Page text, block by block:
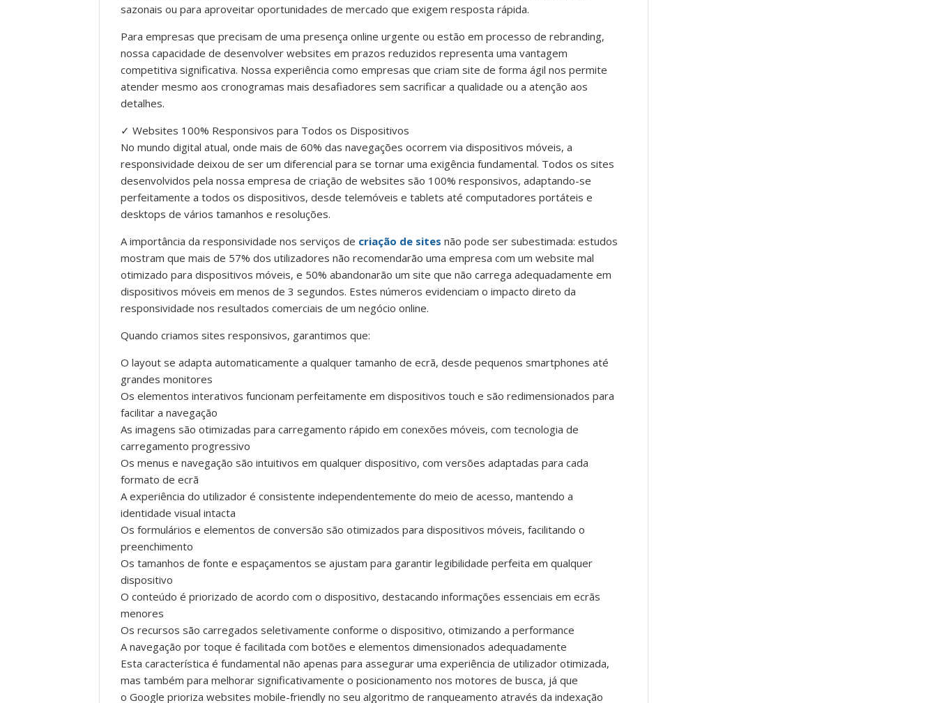
sazonais ou para aproveitar oportunidades de mercado que exigem resposta rápida.
Para empresas que precisam de uma presença online urgente ou estão em processo de rebranding,
nossa capacidade de desenvolver websites em prazos reduzidos representa uma vantagem
competitiva significativa. Nossa experiência como empresas que criam site de forma ágil nos permite
atender mesmo aos cronogramas mais desafiadores sem sacrificar a qualidade ou a atenção aos
detalhes.
✓ Websites 100% Responsivos para Todos os Dispositivos
No mundo digital atual, onde mais de 60% das navegações ocorrem via dispositivos móveis, a
responsividade deixou de ser um diferencial para se tornar uma exigência fundamental. Todos os sites
desenvolvidos pela nossa empresa de criação de websites são 100% responsivos, adaptando-se
perfeitamente a todos os dispositivos, desde telemóveis e tablets até computadores portáteis e
desktops de vários tamanhos e resoluções.
A importância da responsividade nos serviços de criação de sites não pode ser subestimada: estudos
mostram que mais de 57% dos utilizadores não recomendarão uma empresa com um website mal
otimizado para dispositivos móveis, e 50% abandonarão um site que não carrega adequadamente em
dispositivos móveis em menos de 3 segundos. Estes números evidenciam o impacto direto da
responsividade nos resultados comerciais de um negócio online.
Quando criamos sites responsivos, garantimos que:
O layout se adapta automaticamente a qualquer tamanho de ecrã, desde pequenos smartphones até
grandes monitores
Os elementos interativos funcionam perfeitamente em dispositivos touch e são redimensionados para
facilitar a navegação
As imagens são otimizadas para carregamento rápido em conexões móveis, com tecnologia de
carregamento progressivo
Os menus e navegação são intuitivos em qualquer dispositivo, com versões adaptadas para cada
formato de ecrã
A experiência do utilizador é consistente independentemente do meio de acesso, mantendo a
identidade visual intacta
Os formulários e elementos de conversão são otimizados para dispositivos móveis, facilitando o
preenchimento
Os tamanhos de fonte e espaçamentos se ajustam para garantir legibilidade perfeita em qualquer
dispositivo
O conteúdo é priorizado de acordo com o dispositivo, destacando informações essenciais em ecrãs
menores
Os recursos são carregados seletivamente conforme o dispositivo, otimizando a performance
A navegação por toque é facilitada com botões e elementos dimensionados adequadamente
Esta característica é fundamental não apenas para assegurar uma experiência de utilizador otimizada,
mas também para melhorar significativamente o posicionamento nos motores de busca, já que
o Google prioriza websites mobile-friendly no seu algoritmo de ranqueamento através da indexação